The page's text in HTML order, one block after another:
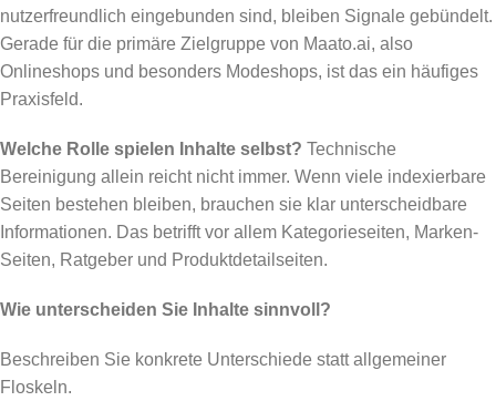
nutzerfreundlich eingebunden sind, bleiben Signale gebündelt.
Gerade für die primäre Zielgruppe von Maato.ai, also
Onlineshops und besonders Modeshops, ist das ein häufiges
Praxisfeld.
Welche Rolle spielen Inhalte selbst? Technische
Bereinigung allein reicht nicht immer. Wenn viele indexierbare
Seiten bestehen bleiben, brauchen sie klar unterscheidbare
Informationen. Das betrifft vor allem Kategorieseiten, Marken-
Seiten, Ratgeber und Produktdetailseiten.
Wie unterscheiden Sie Inhalte sinnvoll?
Beschreiben Sie konkrete Unterschiede statt allgemeiner
Floskeln.